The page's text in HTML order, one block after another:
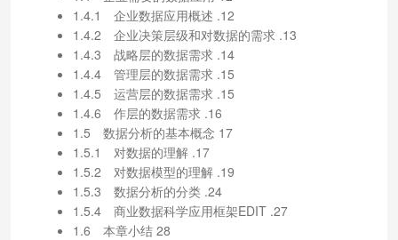
1.4.1 企业数据应用概述 .12
1.4.2 企业决策层级和对数据的需求 .13
1.4.3 战略层的数据需求 .14
1.4.4 管理层的数据需求 .15
1.4.5 运营层的数据需求 .15
1.4.6 作层的数据需求 .16
1.5 数据分析的基本概念 17
1.5.1 对数据的理解 .17
1.5.2 对数据模型的理解 .19
1.5.3 数据分析的分类 .24
1.5.4 商业数据科学应用框架EDIT .27
1.6 本章小结 28